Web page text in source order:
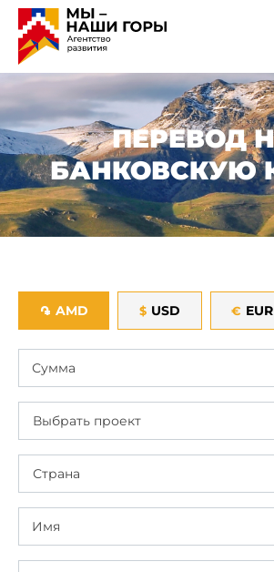
ПЕРЕВОД
БАНКОВСКУЮ
֏ AMD $ USD € EUR
Выбрать проект
Страна